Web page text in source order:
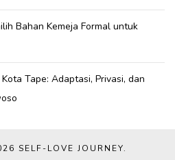
Bahan Kemeja Formal untuk
Tape: Adaptasi, Privasi, dan
SELF-LOVE JOURNEY.